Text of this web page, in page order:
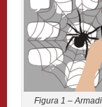
Figura 1 –